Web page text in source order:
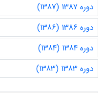
دوره 1387 (1387)
دوره 1386 (1386)
دوره 1384 (1384)
دوره 1383 (1383)